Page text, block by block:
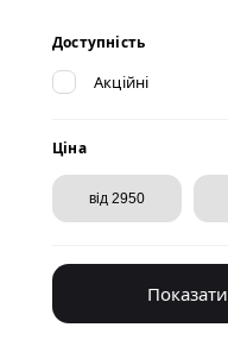
Доступність
Акційні
Ціна
Показати